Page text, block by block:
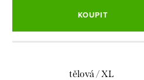
KOUPIT
tělová / XL